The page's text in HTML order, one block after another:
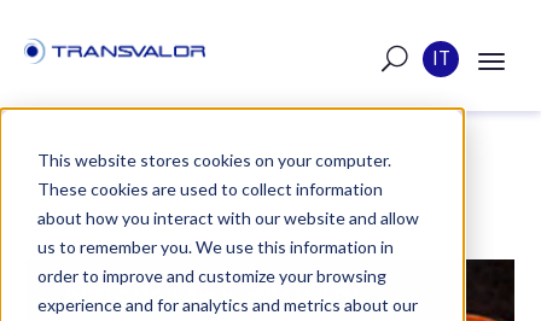
This website stores cookies on your computer.
These cookies are used to collect information
about how you interact with our website and allow
us to remember you. We use this information in
order to improve and customize your browsing
experience and for analytics and metrics about our
IT
ARTICOLO
PUBBLICATO IL JUN 15, 2023 4:14:35 PM